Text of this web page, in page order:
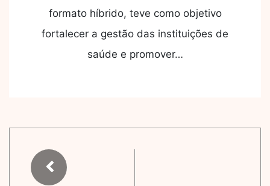
formato híbrido, teve como objetivo
fortalecer a gestão das instituições de
saúde e promover…